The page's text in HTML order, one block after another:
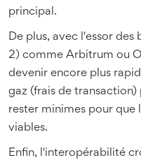
principal.
De plus, avec l'essor
2) comme Arbitrum ou
devenir encore plus
gaz (frais de
rester minimes pour que
viables.
Enfin, l'interopérabilité